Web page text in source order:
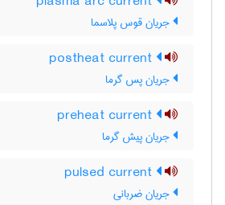
جریان قوس پلاسما
جریان پس گرما
جریان پیش گرما
جریان ضربانی